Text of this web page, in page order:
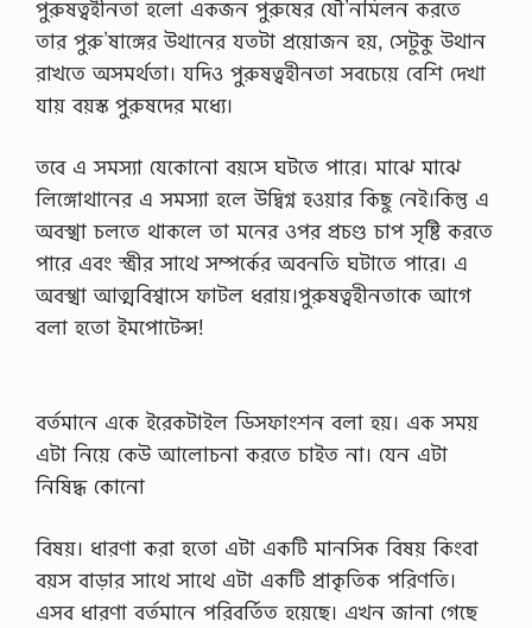
পুরুষত্বহীনতা হলো একজন পুরুষের যৌ’নমিলন করতে
তার পুরু’ষাঙ্গের উথানের যতটা প্রয়োজন হয়, সেটুকু উথান
রাখতে অসমর্থতা। যদিও পুরুষত্বহীনতা সবচেয়ে বেশি দেখা
যায় বয়স্ক পুরুষদের মধ্যে।
তবে এ সমস্যা যেকোনো বয়সে ঘটতে পারে। মাঝে মাঝে
লিঙ্গোথানের এ সমস্যা হলে উদ্বিগ্ন হওয়ার কিছু নেই।কিন্তু এ
অবস্খা চলতে থাকলে তা মনের ওপর প্রচণ্ড চাপ সৃষ্টি করতে
পারে এবং স্ত্রীর সাথে সম্পর্কের অবনতি ঘটাতে পারে। এ
অবস্খা আত্মবিশ্বাসে ফাটল ধরায়।পুরুষত্বহীনতাকে আগে
বলা হতো ইমপোটেন্স!
বর্তমানে একে ইরেকটাইল ডিসফাংশন বলা হয়। এক সময়
এটা নিয়ে কেউ আলোচনা করতে চাইত না। যেন এটা
নিষিদ্ধ কোনো
বিষয়। ধারণা করা হতো এটা একটি মানসিক বিষয় কিংবা
বয়স বাড়ার সাথে সাথে এটা একটি প্রাকৃতিক পরিণতি।
এসব ধারণা বর্তমানে পরিবর্তিত হয়েছে। এখন জানা গেছে